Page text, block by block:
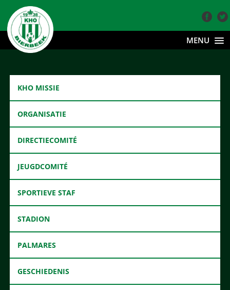
MENU
KHO MISSIE
ORGANISATIE
DIRECTIECOMITÉ
JEUGDCOMITÉ
SPORTIEVE STAF
STADION
PALMARES
GESCHIEDENIS